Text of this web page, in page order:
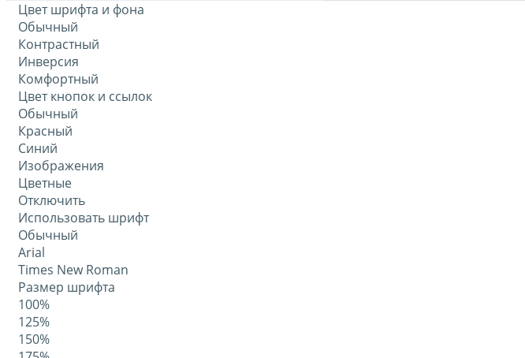
Цвет шрифта и фона
Обычный
Контрастный
Инверсия
Комфортный
Цвет кнопок и ссылок
Обычный
Красный
Синий
Изображения
Цветные
Отключить
Использовать шрифт
Обычный
Arial
Times New Roman
Размер шрифта
100%
125%
150%